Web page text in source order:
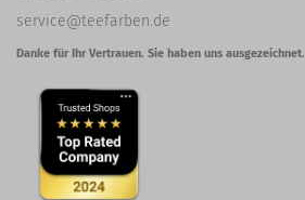
service@teefarben.de
Danke für Ihr Vertrauen. Sie haben uns ausgezeichnet.